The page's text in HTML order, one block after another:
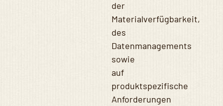
der
Materialverfügbarkeit,
des
Datenmanagements
sowie
auf
produktspezifische
Anforderungen